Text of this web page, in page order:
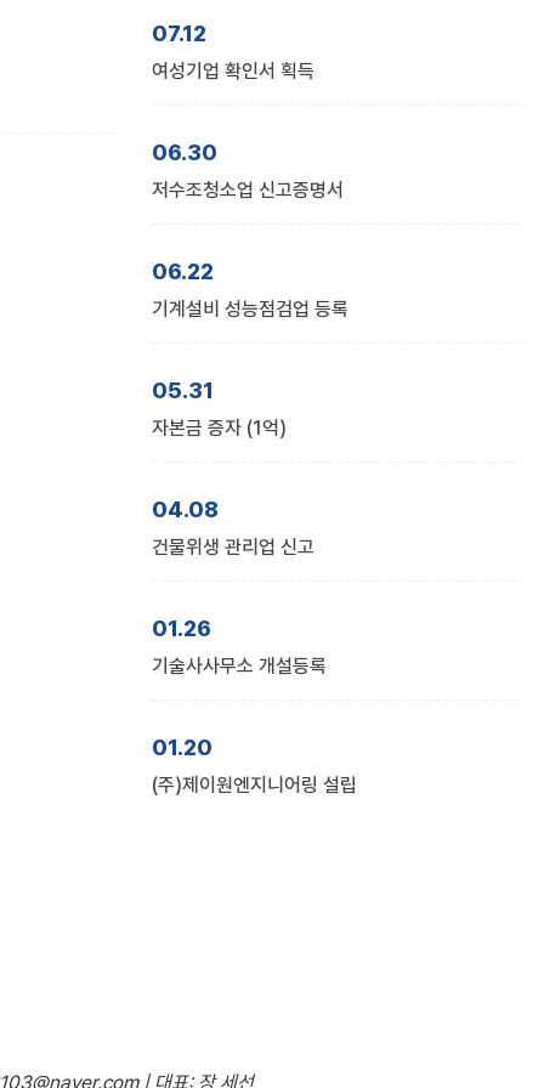
07.12
여성기업 확인서 획득
06.30
저수조청소업 신고증명서
06.22
기계설비 성능점검업 등록
05.31
자본금 증자 (1억)
04.08
건물위생 관리업 신고
01.26
기술사사무소 개설등록
01.20
(주)제이원엔지니어링 설립
| 대표: 장 세선